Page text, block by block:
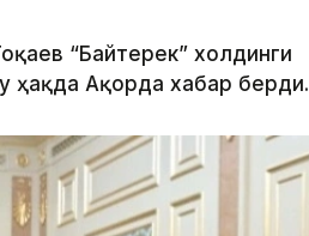
“Байтерек” холдинги
ҳақда Ақорда хабар берди.